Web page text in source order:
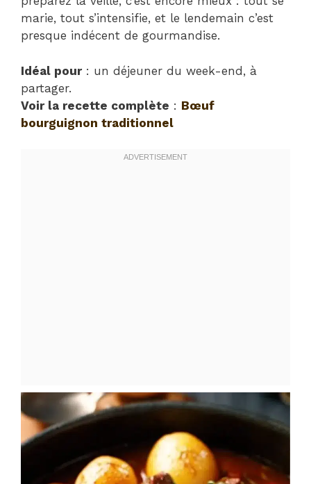
marie, tout s’intensifie, et le lendemain c’est
presque indécent de gourmandise.
Idéal pour: un déjeuner du week-end, à
partager.
Voir la recette complète : Bœuf
bourguignon traditionnel